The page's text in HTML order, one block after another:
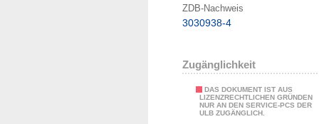
ZDB-Nachweis
3030938-4
Zugänglichkeit
DAS DOKUMENT IST AUS
LIZENZRECHTLICHEN GRÜNDEN
NUR AN DEN SERVICE-PCS DER
ULB ZUGÄNGLICH.